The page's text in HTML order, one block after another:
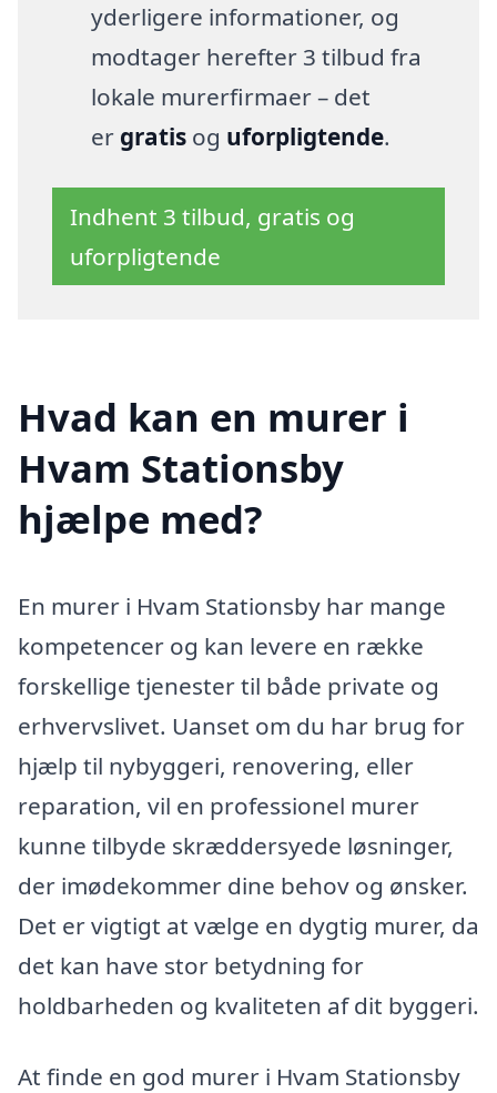
yderligere informationer, og
modtager herefter 3 tilbud fra
lokale murerfirmaer – det
er gratisog uforpligtende.
Indhent 3 tilbud, gratis og
uforpligtende
Hvad kan en murer i
Hvam Stationsby
hjælpe med?
En murer i Hvam Stationsby har mange
kompetencer og kan levere en række
forskellige tjenester til både private og
erhvervslivet. Uanset om du har brug for
hjælp til nybyggeri, renovering, eller
reparation, vil en professionel murer
kunne tilbyde skræddersyede løsninger,
der imødekommer dine behov og ønsker.
Det er vigtigt at vælge en dygtig murer, da
det kan have stor betydning for
holdbarheden og kvaliteten af dit byggeri.
At finde en god murer i Hvam Stationsby